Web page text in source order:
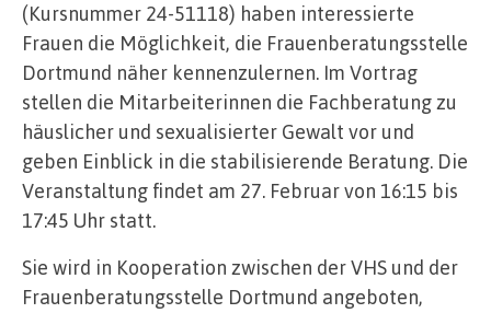
(Kursnummer 24-51118) haben interessierte
Frauen die Möglichkeit, die Frauenberatungsstelle
Dortmund näher kennenzulernen. Im Vortrag
stellen die Mitarbeiterinnen die Fachberatung zu
häuslicher und sexualisierter Gewalt vor und
geben Einblick in die stabilisierende Beratung. Die
Veranstaltung findet am 27. Februar von 16:15 bis
17:45 Uhr statt.
Sie wird in Kooperation zwischen der VHS und der
Frauenberatungsstelle Dortmund angeboten,